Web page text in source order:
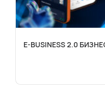
E-BUSINESS 2.0